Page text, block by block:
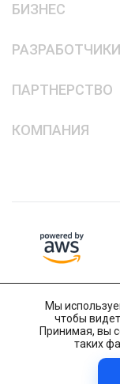
БИЗНЕС
РАЗРАБОТЧИКИ
ПАРТНЕРСТВО
КОМПАНИЯ
Мы
чтобы
Принимая, вы
таких